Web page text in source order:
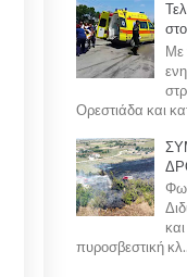
Με
Ορεστιάδα και
πυροσβεστική